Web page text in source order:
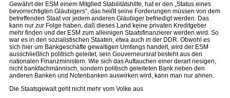
Gewährt der ESM einem Mitglied Stabilitätshilfe, hat er den „Status eines
bevorrechtigten Gläubigers“, das heißt seine Forderungen müssen von dem
betreffenden Staat vor jedem anderen Gläubiger befriedigt werden. Das
kann nur zur Folge haben, daß dieses Land keine privaten Kreditgeber
mehr finden und der ESM zum alleinigen Staatsfinanzierer werden wird. So
war es in den sozialistischen Staaten, etwa auch in der DDR. Obwohl es
sich hier um Bankgeschäfte gewaltigen Umfangs handelt, wird der ESM
ausschließlich politisch geleitet, sein Gouverneursrat besteht aus den
nationalen Finanzministern. Wie sich das Auftauchen einer derart riesigen,
nicht bankfachmännisch, sondern politisch geleiteten Bank neben den
anderen Banken und Notenbanken auswirken wird, kann man nur ahnen.
Die Staatsgewalt geht nicht mehr vom Volke aus